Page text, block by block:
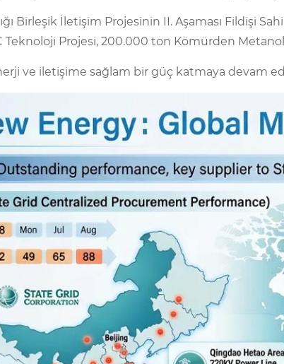
Birleşik İletişim Projesinin II. Aşaması Fildişi
Teknoloji Projesi, 200.000 ton Kömürden
ve iletişime sağlam bir güç katmaya devam